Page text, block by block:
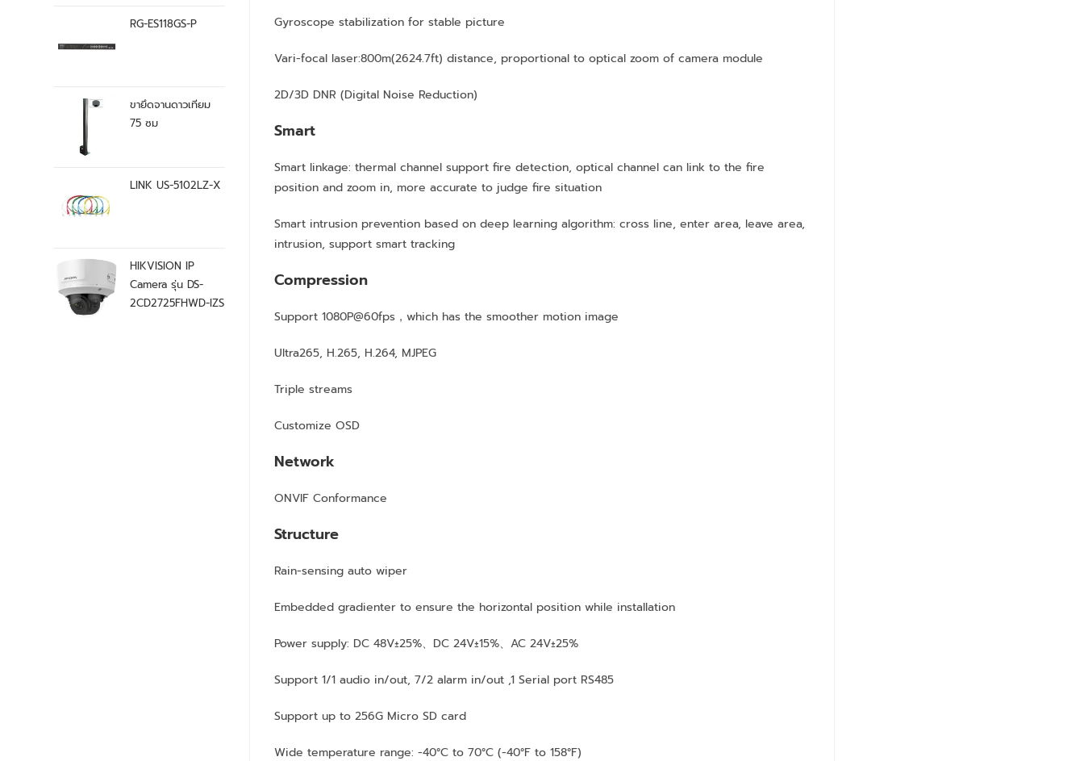
Gyroscope stabilization for stable picture
Vari-focal laser:800m(2624.7ft) distance, proportional to optical zoom of camera module
2D/3D DNR (Digital Noise Reduction)
Smart
Smart linkage: thermal channel support fire detection, optical channel can link to the fire
position and zoom in, more accurate to judge fire situation
Smart intrusion prevention based on deep learning algorithm: cross line, enter area, leave area,
intrusion, support smart tracking
Compression
Support 1080P@60fps，which has the smoother motion image
Ultra265, H.265, H.264, MJPEG
Triple streams
Customize OSD
Network
ONVIF Conformance
Structure
Rain-sensing auto wiper
Embedded gradienter to ensure the horizontal position while installation
Power supply: DC 48V±25%、DC 24V±15%、AC 24V±25%
Support 1/1 audio in/out, 7/2 alarm in/out ,1 Serial port RS485
Support up to 256G Micro SD card
Wide temperature range: -40°C to 70°C (-40°F to 158°F)
RG-ES118GS-P
ขายึดจานดาวเทียม
75 ซม
LINK US-5102LZ-X
HIKVISION IP
Camera รุ่น DS-
2CD2725FHWD-IZS